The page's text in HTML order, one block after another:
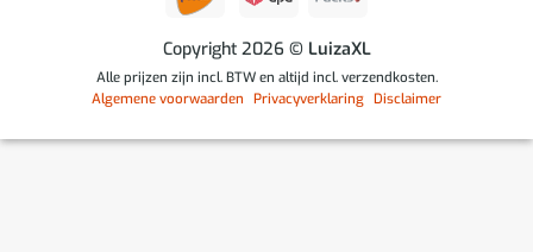
Copyright 2026 © LuizaXL
Alle prijzen zijn incl. BTW en altijd incl. verzendkosten.
Algemene voorwaarden Privacyverklaring Disclaimer